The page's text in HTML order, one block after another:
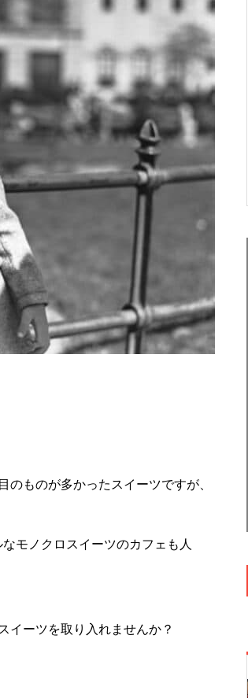
ものが多かったスイーツですが、
モノクロスイーツのカフェも人
イーツを取り入れませんか？